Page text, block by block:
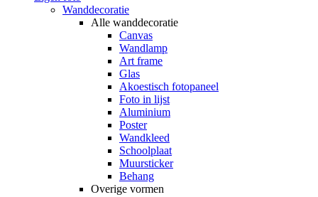
Wanddecoratie
Alle wanddecoratie
Canvas
Wandlamp
Art frame
Glas
Akoestisch fotopaneel
Foto in lijst
Aluminium
Poster
Wandkleed
Schoolplaat
Muursticker
Behang
Overige vormen